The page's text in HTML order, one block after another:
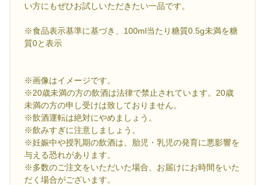
い方にもぜひお試しいただきたい一品です。
※食品表示基準に基づき、100ml当たり糖質0.5g未満を糖
質0と表示
※画像はイメージです。
※20歳未満の方の飲酒は法律で禁止されています。20歳
未満の方の申し受けは致しておりません。
※飲酒運転は絶対にやめましょう。
※飲みすぎに注意しましょう。
※妊娠中や授乳期の飲酒は、胎児・乳児の発育に悪影響を
与える恐れがあります。
※多数のご注文をいただいた場合、お届けにお時間をいた
だく場合がございます。